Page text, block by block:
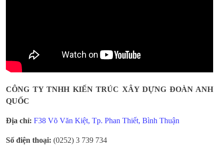
CÔNG TY TNHH KIẾN TRÚC XÂY DỰNG ĐOÀN ANH
QUỐC
Địa chỉ: F38 Võ Văn Kiệt, Tp. Phan Thiết, Bình Thuận
Số điện thoại: (0252) 3 739 734